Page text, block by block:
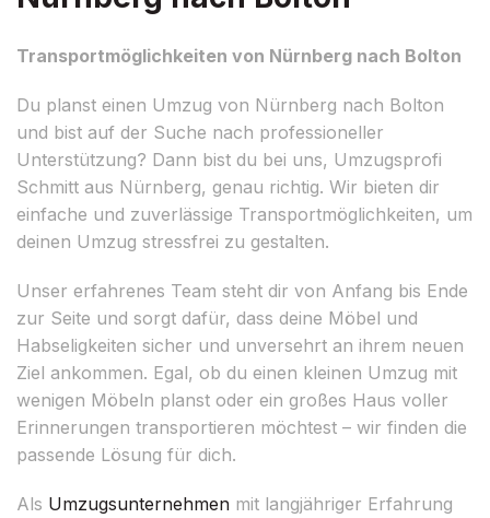
Transportmöglichkeiten von Nürnberg nach Bolton
Du planst einen Umzug von Nürnberg nach Bolton
und bist auf der Suche nach professioneller
Unterstützung? Dann bist du bei uns, Umzugsprofi
Schmitt aus Nürnberg, genau richtig. Wir bieten dir
einfache und zuverlässige Transportmöglichkeiten, um
deinen Umzug stressfrei zu gestalten.
Unser erfahrenes Team steht dir von Anfang bis Ende
zur Seite und sorgt dafür, dass deine Möbel und
Habseligkeiten sicher und unversehrt an ihrem neuen
Ziel ankommen. Egal, ob du einen kleinen Umzug mit
wenigen Möbeln planst oder ein großes Haus voller
Erinnerungen transportieren möchtest – wir finden die
passende Lösung für dich.
Als Umzugsunternehmen mit langjähriger Erfahrung